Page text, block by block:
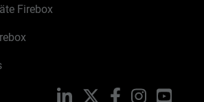
Firebox
LinkedIn FacebookInstagram